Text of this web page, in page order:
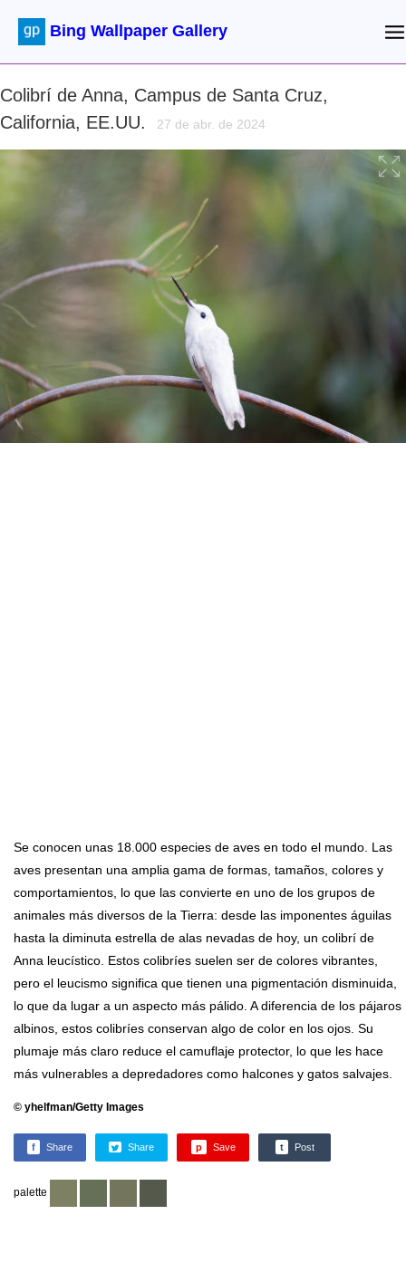
Bing Wallpaper Gallery
Colibrí de Anna, Campus de Santa Cruz,
California, EE.UU.
27 de abr. de 2024
Se conocen unas 18.000 especies de aves en todo el mundo. Las
aves presentan una amplia gama de formas, tamaños, colores y
comportamientos, lo que las convierte en uno de los grupos de
animales más diversos de la Tierra: desde las imponentes águilas
hasta la diminuta estrella de alas nevadas de hoy, un colibrí de
Anna leucístico. Estos colibríes suelen ser de colores vibrantes,
pero el leucismo significa que tienen una pigmentación disminuida,
lo que da lugar a un aspecto más pálido. A diferencia de los pájaros
albinos, estos colibríes conservan algo de color en los ojos. Su
plumaje más claro reduce el camuflaje protector, lo que les hace
más vulnerables a depredadores como halcones y gatos salvajes.
© yhelfman/Getty Images
f Share Share p Save t Post
palette